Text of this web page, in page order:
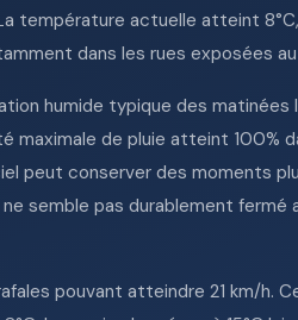
température actuelle atteint
dans les rues exposées
humide typique des matinées
maximale de pluie atteint 100%
peut conserver des moments
semble pas durablement fermé
pouvant atteindre 21 km/h.